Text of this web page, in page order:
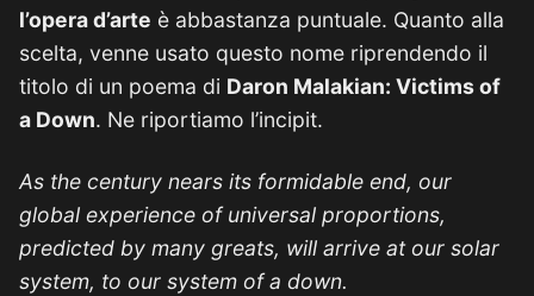
l’opera d’arte è abbastanza puntuale. Quanto alla
scelta, venne usato questo nome riprendendo il
titolo di un poema di Daron Malakian: Victims of
a Down. Ne riportiamo l’incipit.
As the century nears its formidable end, our
global experience of universal proportions,
predicted by many greats, will arrive at our solar
system, to our system of a down.